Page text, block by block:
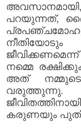
പറയുന്നത്,
നമ്മെ
അത് നമ്മുടെ
കരുണയും